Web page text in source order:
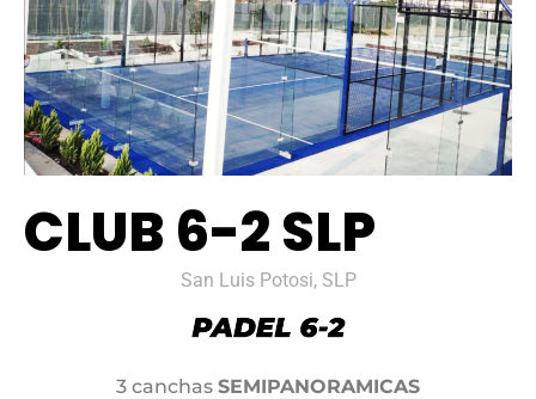
CLUB 6-2 SLP
San Luis Potosi, SLP
3 canchas SEMIPANORAMICAS